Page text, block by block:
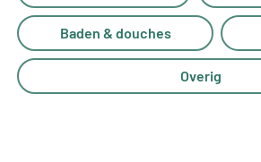
Baden & douches
Overig